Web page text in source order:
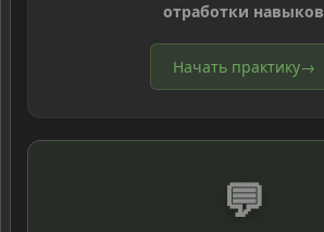
отработки навыков
Начать практику→
💬